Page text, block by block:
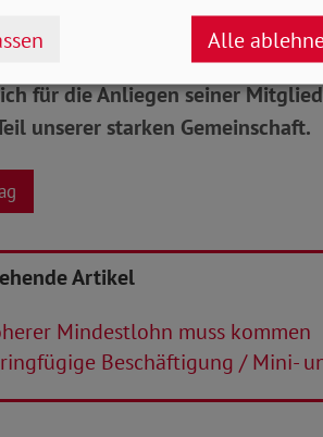
mehr erreichen
für die Anliegen seiner
unserer starken Gemeinschaft.
Artikel
Mindestlohn muss kommen
Beschäftigung / Mini-
Alle